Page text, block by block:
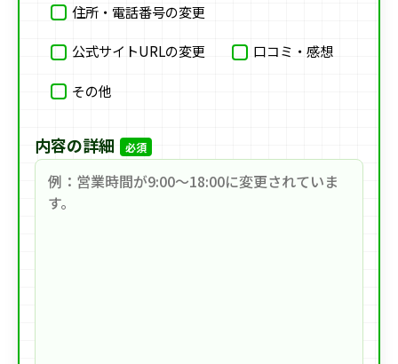
住所・電話番号の変更
公式サイトURLの変更 口コミ・感想
その他
内容の詳細 必須